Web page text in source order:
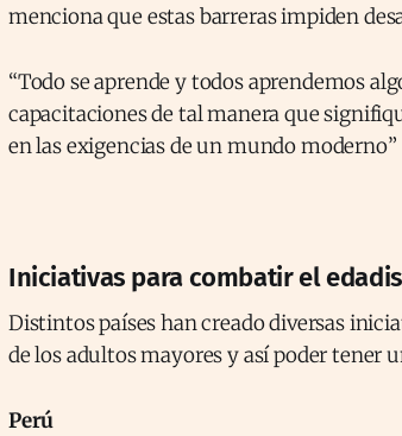
menciona que estas barreras impiden
“Todo se aprende y todos aprendemos
capacitaciones de tal manera que
en las exigencias de un mundo moderno”
Iniciativas para combatir el
Distintos países han creado diversas
de los adultos mayores y así poder tener
Perú